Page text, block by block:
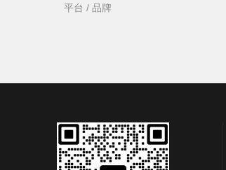
平台 / 品牌